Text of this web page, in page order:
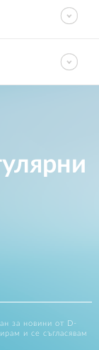
за новини от D-
и се съгласявам